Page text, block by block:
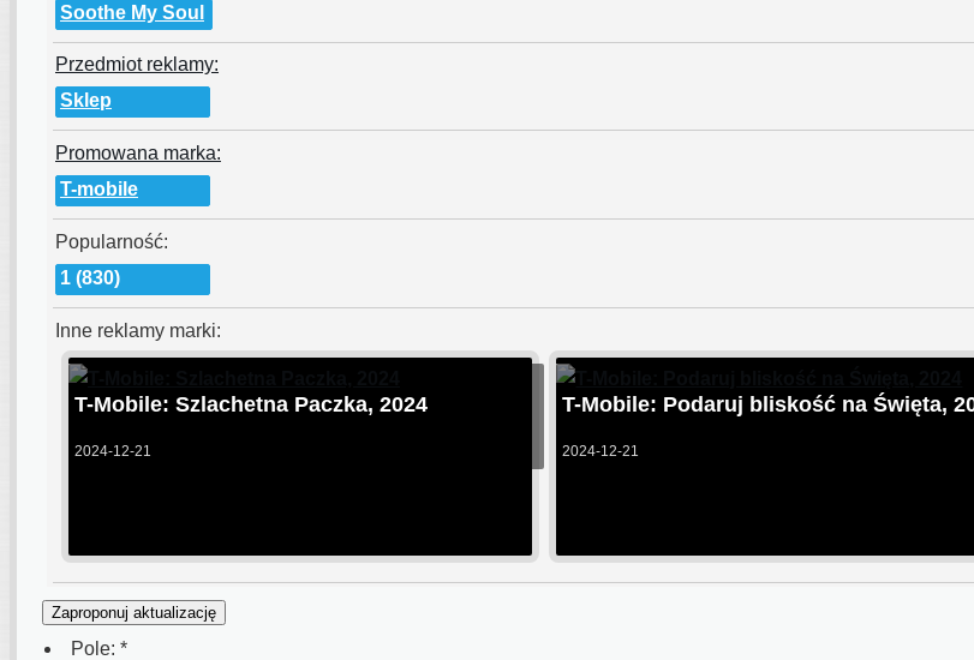
Soothe My Soul
Przedmiot reklamy:
Sklep
Promowana marka:
T-mobile
Popularność:
1 (830)
Inne reklamy marki:
T-Mobile: Szlachetna Paczka, 2024
2024-12-21
T-Mobile: Podaruj bliskość na Święta,
2024-12-21
Zaproponuj aktualizację
Pole: *